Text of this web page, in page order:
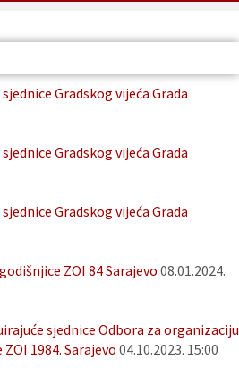
Gradskog vijeća Grada
Gradskog vijeća Grada
Gradskog vijeća Grada
ZOI 84 Sarajevo 08.01.2024.
sjednice Odbora za organizaciju
1984. Sarajevo 04.10.2023. 15:00